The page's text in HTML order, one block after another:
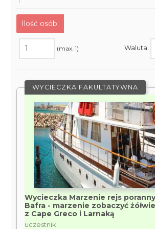
Ilość osób:
(max. 1) Waluta:
WYCIECZKA FAKULTATYWNA
Wycieczka Marzenie rejs
Bafra - marzenie zobaczyć
z Cape Greco i Larnaką
uczestnik